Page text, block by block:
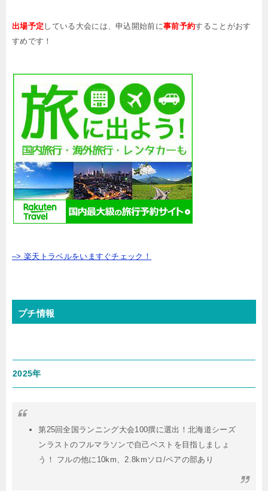
出場予定 している大会には、申込開始前に事前予約することがおす
すめです！
–> 楽天トラベルをいますぐチェック！
プチ情報
2025年
第25回全国ランニング大会100撰に選出！北海道シーズ
ンラストのフルマラソンで自己ベストを目指しましょ
う！ フルの他に10km、2.8kmソロ/ペアの部あり